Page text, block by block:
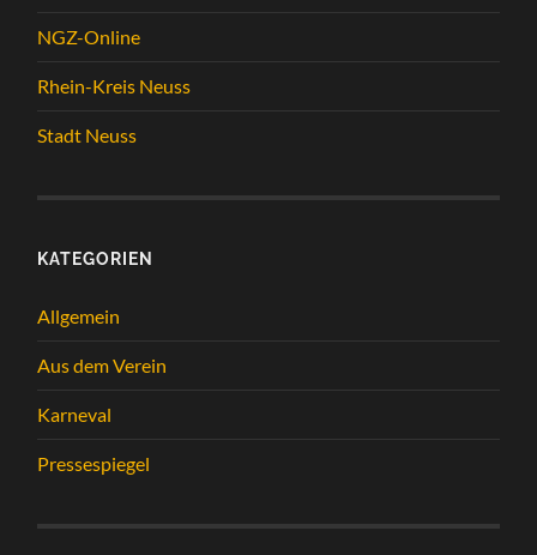
NGZ-Online
Rhein-Kreis Neuss
Stadt Neuss
KATEGORIEN
Allgemein
Aus dem Verein
Karneval
Pressespiegel